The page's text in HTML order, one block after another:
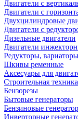
Двигатели с
Двигатели с
Двухцилиндровые
Двигатели с
Дизельные двигатели
Двигатели
Редукторы, вариаторы
Шкивы ременные
Аксесуары для
Строительная техника
Бензорезы
Бытовые генераторы
Бензиновые
Инверторные